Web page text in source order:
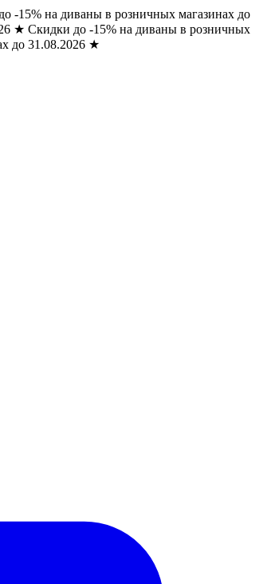
-15% на диваны в розничных магазинах до
★ Скидки до -15% на диваны в розничных
до 31.08.2026 ★